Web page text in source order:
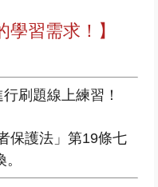
習需求！】
刷題線上練習！
保護法」第19條七